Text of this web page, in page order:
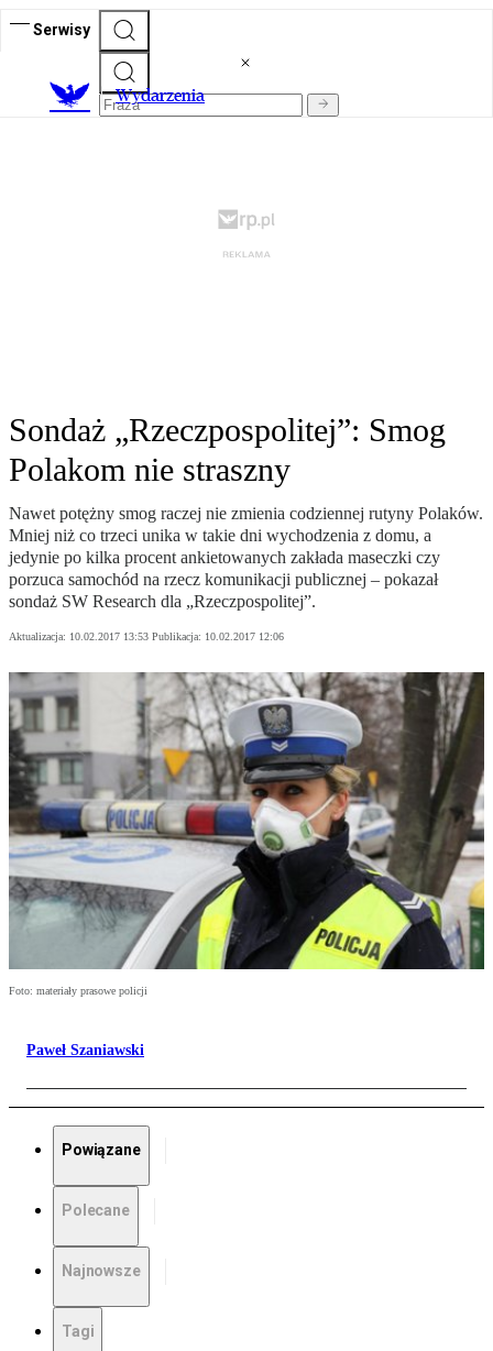
Serwisy
Wydarzenia
Sondaż „Rzeczpospolitej”: Smog
Polakom nie straszny
Nawet potężny smog raczej nie zmienia codziennej rutyny Polaków.
Mniej niż co trzeci unika w takie dni wychodzenia z domu, a
jedynie po kilka procent ankietowanych zakłada maseczki czy
porzuca samochód na rzecz komunikacji publicznej – pokazał
sondaż SW Research dla „Rzeczpospolitej”.
Aktualizacja: 10.02.2017 13:53 Publikacja: 10.02.2017 12:06
Foto: materiały prasowe policji
Paweł Szaniawski
Powiązane
Polecane
Najnowsze
Tagi